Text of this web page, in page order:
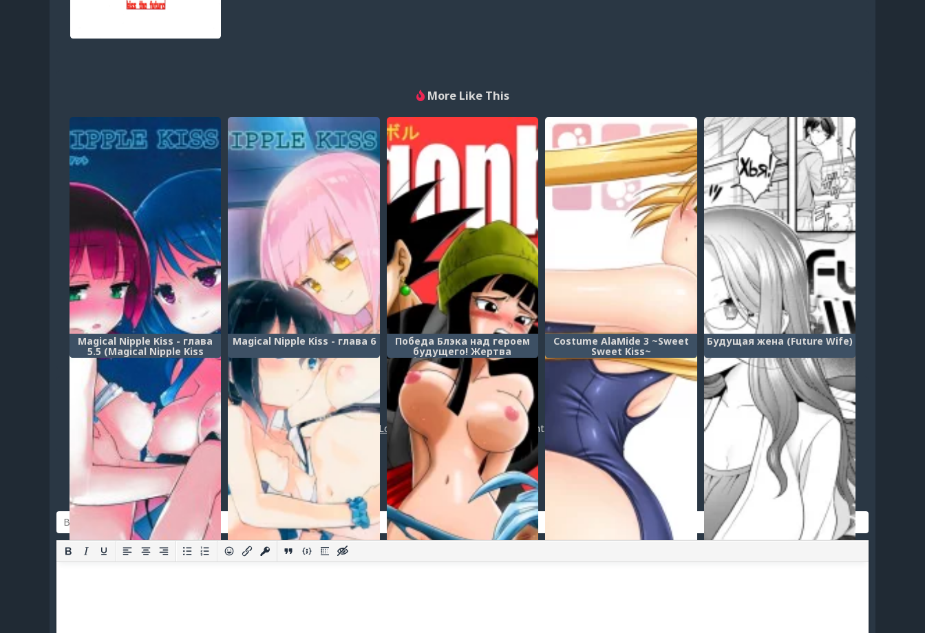
More Like This
Magical Nipple Kiss - глава
5.5 (Magical Nipple Kiss
Brilliant)
Magical Nipple Kiss - глава 6 Победа Блэка над героем
будущего! Жертва
любимой! (BLACK DEFEATS
THE HERO OF THE FUTURE!
THE SACRIFICE OF THE
FAITHFUL BRIDE!)
Costume AlaMide 3 ~Sweet
Sweet Kiss~
Будущая жена (Future Wife)
Post a comment
Login orregister to post a comment.
Добавить комментарий
Оставить комментарий